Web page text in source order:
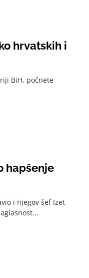
hrvatskih i
BiH, počnete
hapšenje
i njegov šef Izet